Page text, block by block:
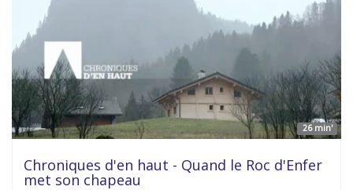
26 min'
Chroniques d'en haut - Quand le Roc d'Enfer
met son chapeau